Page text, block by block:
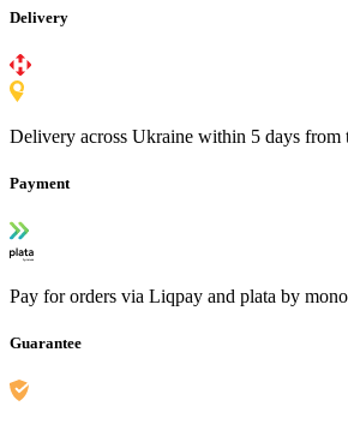
Delivery
Delivery across Ukraine within 5 days from
Payment
Pay for orders via Liqpay and plata by
Guarantee